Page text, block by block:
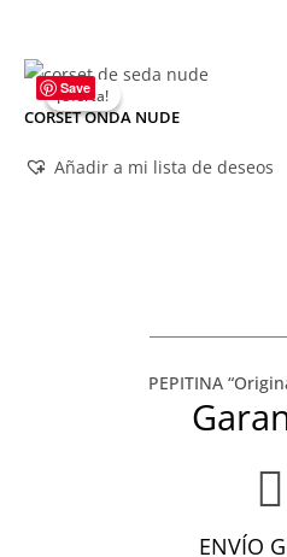
Save
¡Oferta!
¡Oferta!
CORSET ONDA NUDE
Añadir a mi lista de deseos
PEPITINA
ENVÍO